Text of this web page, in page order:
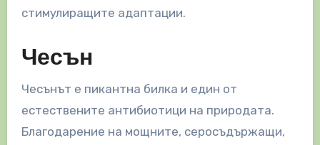
стимулиращите адаптации.
Чесън
Чесънът е пикантна билка и един от
естествените антибиотици на природата.
Благодарение на мощните, серосъдържащи,